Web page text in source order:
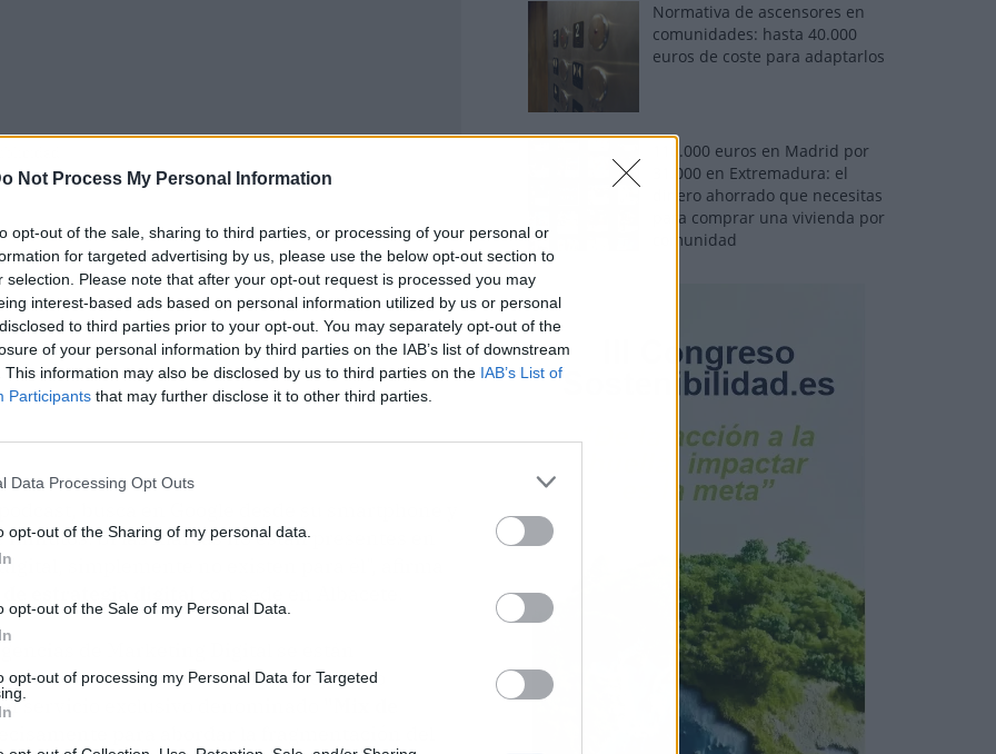
Not Process My Personal Information
opt-out of the sale, sharing to third parties, or processing of your personal or
for targeted advertising by us, please use the below opt-out section to
selection. Please note that after your opt-out request is processed you may
interest-based ads based on personal information utilized by us or personal
to third parties prior to your opt-out. You may separately opt-out of the
of your personal information by third parties on the IAB’s list of downstream
This information may also be disclosed by us to third parties on the IAB’s List of
Participants that may further disclose it to other third parties.
Data Processing Opt Outs
opt-out of the Sharing of my personal data.
opt-out of the Sale of my Personal Data.
opt-out of processing my Personal Data for Targeted
busca en Google desde su smartphone y
Si las marcas no están presentes en
simplemente no existen para él", afirma
de Marketing Digital se están
holística del marketing. Un ejemplo
servicio exclusivo denominado
para abordar la fragmentación del
Normativa de ascensores en
comunidades: hasta 40.000
euros de coste para adaptarlos
110.000 euros en Madrid por
31.000 en Extremadura: el
dinero ahorrado que necesitas
para comprar una vivienda por
comunidad